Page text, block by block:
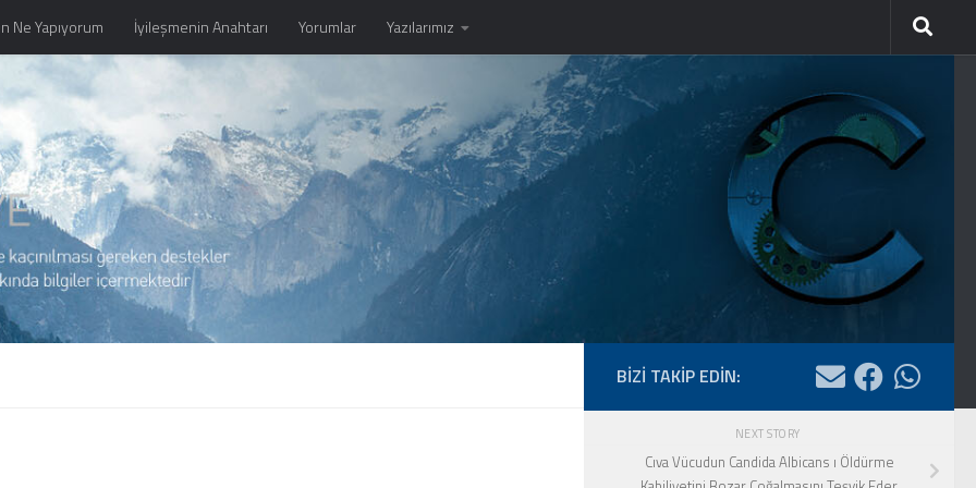
Ne Yapıyorum İyileşmenin Anahtarı Yorumlar Yazılarımız
BİZİ TAKİP EDİN:
NEXT STORY
Cıva Vücudun Candida Albicans ı Öldürme